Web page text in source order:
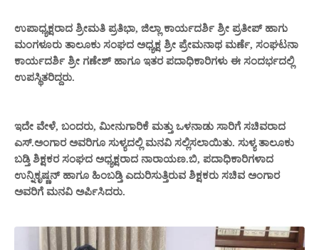
ಉಪಾಧ್ಯಕ್ಷರಾದ ಶ್ರೀಮತಿ ಪ್ರತಿಭಾ, ಜಿಲ್ಲಾ ಕಾರ್ಯದರ್ಶಿ ಶ್ರೀ ಪ್ರತೀಪ್ ಹಾಗು
ಮಂಗಳೂರು ತಾಲೂಕು ಸಂಘದ ಅಧ್ಯಕ್ಷ ಶ್ರೀ ಪ್ರೇಮನಾಥ ಮರ್ಣೆ, ಸಂಘಟನಾ
ಕಾರ್ಯದರ್ಶಿ ಶ್ರೀ ಗಣೇಶ್ ಹಾಗೂ ಇತರ ಪದಾಧಿಕಾರಿಗಳು ಈ ಸಂದರ್ಭದಲ್ಲಿ
ಉಪಸ್ಥಿತರಿದ್ದರು.
ಇದೇ ವೇಳೆ, ಬಂದರು, ಮೀನುಗಾರಿಕೆ ಮತ್ತು ಒಳನಾಡು ಸಾರಿಗೆ ಸಚಿವರಾದ
ಎಸ್.ಅಂಗಾರ ಅವರಿಗೂ ಸುಳ್ಯದಲ್ಲಿ ಮನವಿ ಸಲ್ಲಿಸಲಾಯಿತು. ಸುಳ್ಯ ತಾಲೂಕು
ಬಡ್ತಿ ಶಿಕ್ಷಕರ ಸಂಘದ ಅಧ್ಯಕ್ಷರಾದ ನಾರಾಯಣ.ಬಿ, ಪದಾಧಿಕಾರಿಗಳಾದ
ಉನ್ನಿಕೃಷ್ಣನ್ ಹಾಗೂ ಹಿಂಬಡ್ತಿ ಎದುರಿಸುತ್ತಿರುವ ಶಿಕ್ಷಕರು ಸಚಿವ ಅಂಗಾರ
ಅವರಿಗೆ ಮನವಿ ಅರ್ಪಿಸಿದರು.